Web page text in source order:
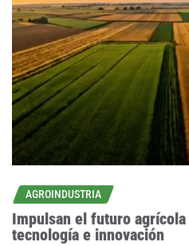
AGROINDUSTRIA
Impulsan el futuro
tecnología e innovación